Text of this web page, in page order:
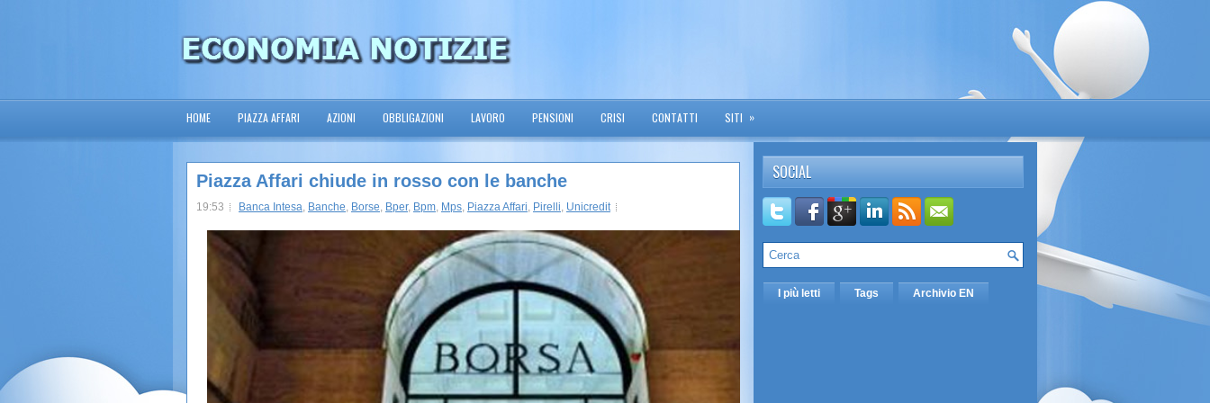
HOME PIAZZA AFFARI AZIONI OBBLIGAZIONI LAVORO PENSIONI CRISI CONTATTI SITI »
Piazza Affari chiude in rosso con le banche
19:53 Banca Intesa, Banche, Borse, Bper, Bpm, Mps, Piazza Affari, Pirelli, Unicredit
SOCIAL
I più letti Tags Archivio EN